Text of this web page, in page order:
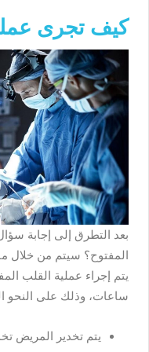
كيف تجرى
بعد التطرق إلى إجابة
المفتوح؟ سيتم من خلال
ساعات، وذلك على النحو
يتم تخدير المريض